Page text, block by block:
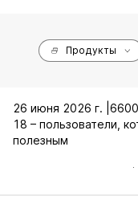
Продукты
26 июня 2026 г. |
18 – пользователи,
полезным